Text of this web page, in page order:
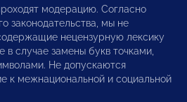
модерацию. Согласно
законодательства, мы не
нецензурную лексику
случае замены букв точками,
Не допускаются
к межнациональной и социальной